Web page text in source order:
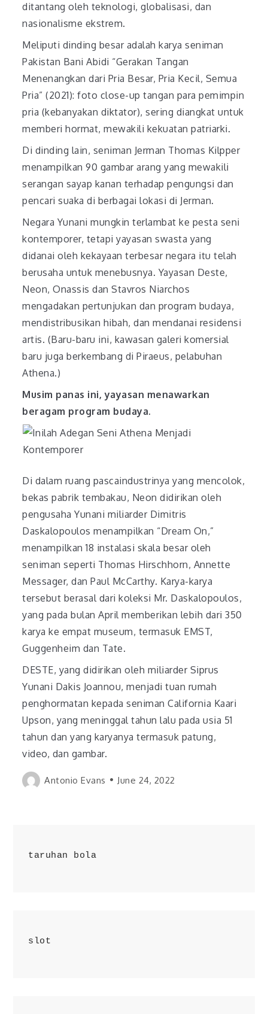
ditantang oleh teknologi, globalisasi, dan
nasionalisme ekstrem.
Meliputi dinding besar adalah karya seniman
Pakistan Bani Abidi “Gerakan Tangan
Menenangkan dari Pria Besar, Pria Kecil, Semua
Pria” (2021): foto close-up tangan para pemimpin
pria (kebanyakan diktator), sering diangkat untuk
memberi hormat, mewakili kekuatan patriarki.
Di dinding lain, seniman Jerman Thomas Kilpper
menampilkan 90 gambar arang yang mewakili
serangan sayap kanan terhadap pengungsi dan
pencari suaka di berbagai lokasi di Jerman.
Negara Yunani mungkin terlambat ke pesta seni
kontemporer, tetapi yayasan swasta yang
didanai oleh kekayaan terbesar negara itu telah
berusaha untuk menebusnya. Yayasan Deste,
Neon, Onassis dan Stavros Niarchos
mengadakan pertunjukan dan program budaya,
mendistribusikan hibah, dan mendanai residensi
artis. (Baru-baru ini, kawasan galeri komersial
baru juga berkembang di Piraeus, pelabuhan
Athena.)
Musim panas ini, yayasan menawarkan
beragam program budaya.
Di dalam ruang pascaindustrinya yang mencolok,
bekas pabrik tembakau, Neon didirikan oleh
pengusaha Yunani miliarder Dimitris
Daskalopoulos menampilkan “Dream On,”
menampilkan 18 instalasi skala besar oleh
seniman seperti Thomas Hirschhorn, Annette
Messager, dan Paul McCarthy. Karya-karya
tersebut berasal dari koleksi Mr. Daskalopoulos,
yang pada bulan April memberikan lebih dari 350
karya ke empat museum, termasuk EMST,
Guggenheim dan Tate.
DESTE, yang didirikan oleh miliarder Siprus
Yunani Dakis Joannou, menjadi tuan rumah
penghormatan kepada seniman California Kaari
Upson, yang meninggal tahun lalu pada usia 51
tahun dan yang karyanya termasuk patung,
video, dan gambar.
Antonio Evans June 24, 2022
taruhan bola
slot